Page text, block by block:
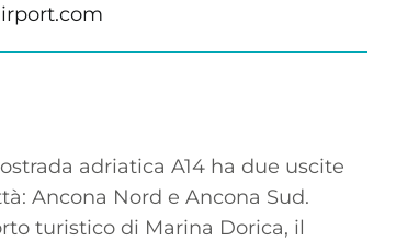
adriatica A14 ha due uscite
Ancona Nord e Ancona Sud.
turistico di Marina Dorica, il